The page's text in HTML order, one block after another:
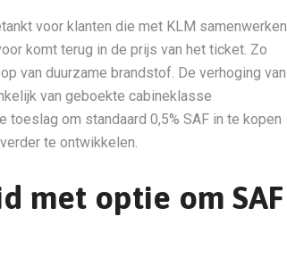
voor klanten die met KLM samenwerken
komt terug in de prijs van het ticket. Zo
van duurzame brandstof. De verhoging van
van geboekte cabineklasse
om standaard 0,5% SAF in te kopen
te ontwikkelen.
met optie om SAF